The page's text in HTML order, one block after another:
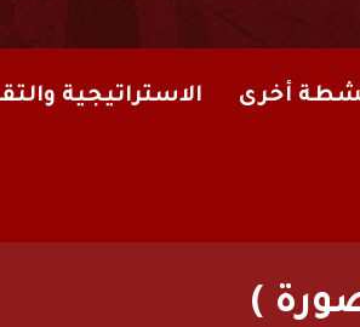
أخرى الاستراتيجية
)